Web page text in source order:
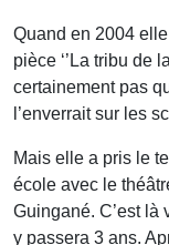
Quand en 2004
pièce ‘’La tribu de
certainement pas
l’enverrait sur les
Mais elle a pris le
école avec le
Guingané. C’est là
y passera 3 ans.